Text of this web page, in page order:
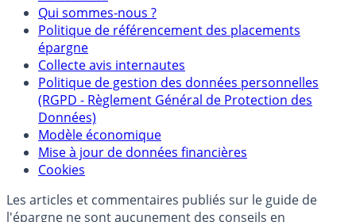
Mentions légales et Conditions d’utilisation
Partenaires
Qui sommes-nous ?
Politique de référencement des placements
épargne
Collecte avis internautes
Politique de gestion des données personnelles
(RGPD - Règlement Général de Protection des
Données)
Modèle économique
Cookies